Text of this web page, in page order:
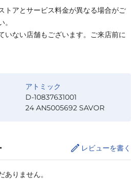
トアとサービス料金が異なる場合がご
いない店舗もございます。ご来店前に
アトミック
D-10837631001
24 AN5005692 SAVOR
レビューを書く
りません。